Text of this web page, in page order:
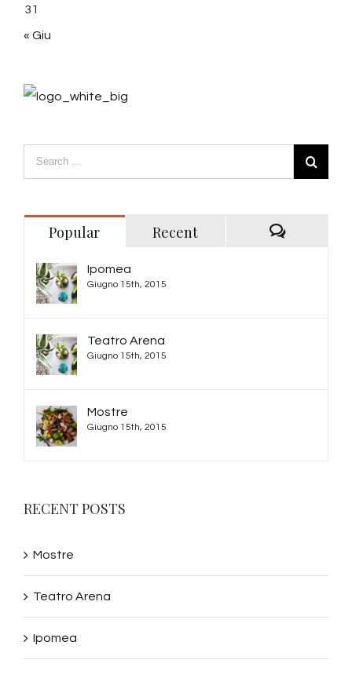
31
« Giu
Popular
Recent
Ipomea
Giugno 15th, 2015
Teatro Arena
Giugno 15th, 2015
Mostre
Giugno 15th, 2015
RECENT POSTS
Mostre
Teatro Arena
Ipomea